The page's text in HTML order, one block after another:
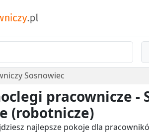
Sosnowiec
pracownicze -
(robotnicze)
najlepsze pokoje dla